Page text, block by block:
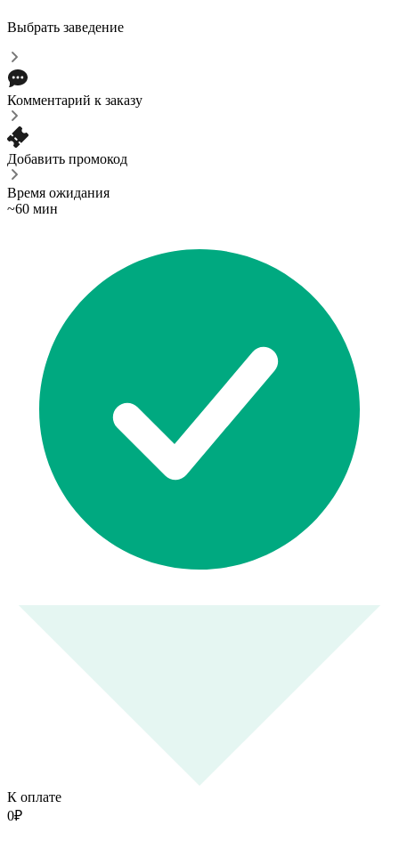
Выбрать заведение
Комментарий к заказу
Добавить промокод
Время ожидания
~60 мин
К оплате
0₽